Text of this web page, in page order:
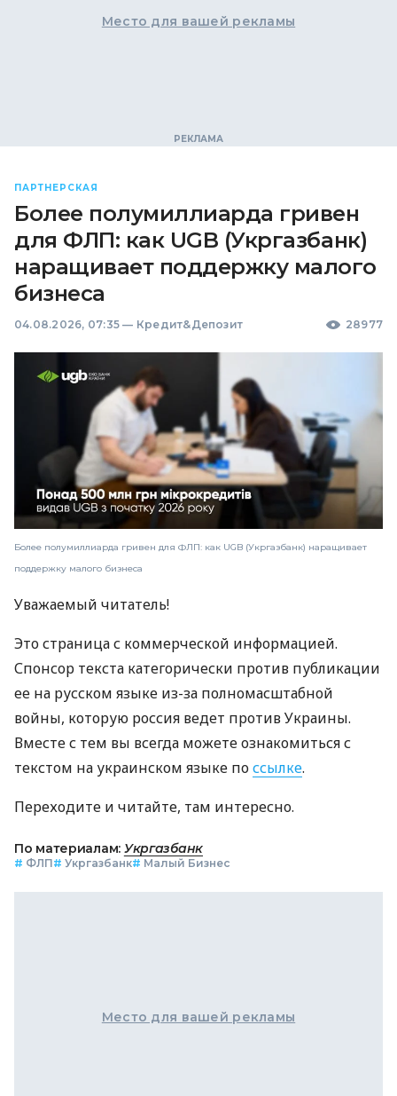
Место для вашей рекламы
ПАРТНЕРСКАЯ
Более полумиллиарда гривен
для ФЛП: как UGB (Укргазбанк)
наращивает поддержку малого
бизнеса
04.08.2026, 07:35 — Кредит&Депозит 28977
Более полумиллиарда гривен для ФЛП: как UGB (Укргазбанк) наращивает
поддержку малого бизнеса
Уважаемый читатель!
Это страница с коммерческой информацией.
Спонсор текста категорически против публикации
ее на русском языке из-за полномасштабной
войны, которую россия ведет против Украины.
Вместе с тем вы всегда можете ознакомиться с
текстом на украинском языке поссылке.
Переходите и читайте, там интересно.
По материалам: Укргазбанк
# ФЛП# Укргазбанк# Малый Бизнес
Место для вашей рекламы